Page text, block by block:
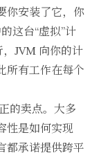
你安装了它，你
这台“虚拟”计
JVM 向你的计
所有工作在每个
的卖点。大多
性是如何实现
都承诺提供跨平